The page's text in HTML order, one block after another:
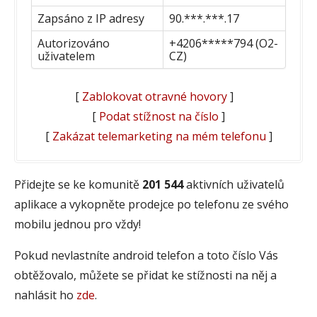
Zapsáno z IP adresy
90.***.***.17
Autorizováno
uživatelem
+4206*****794 (O2-
CZ)
[ Zablokovat otravné hovory]
[ Podat stížnost na číslo ]
[ Zakázat telemarketing na mém telefonu ]
Přidejte se ke komunitě 201 544aktivních uživatelů
aplikace a vykopněte prodejce po telefonu ze svého
mobilu jednou pro vždy!
Pokud nevlastníte android telefon a toto číslo Vás
obtěžovalo, můžete se přidat ke stížnosti na něj a
nahlásit ho zde.